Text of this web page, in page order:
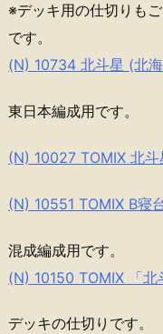
※デッキ用の仕切りも
です。
(N) 10734 北斗星 (北
東日本編成用です。
(N) 10027 TOMIX 北
(N) 10551 TOMIX B寝
混成編成用です。
(N) 10150 TOMIX 「北
デッキの仕切りです。